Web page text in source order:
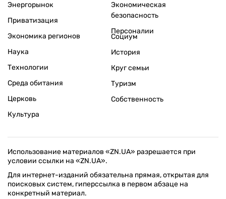
Энергорынок
Приватизация
Экономика регионов
Экономическая
безопасность
Персоналии
Наука
Технологии
Среда обитания
Церковь
Культура
Социум
История
Круг семьи
Туризм
Собственность
Использование материалов «ZN.UA» разрешается при
условии ссылки на «ZN.UA».
Для интернет-изданий обязательна прямая, открытая для
поисковых систем, гиперссылка в первом абзаце на
конкретный материал.